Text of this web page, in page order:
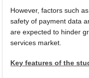
However, factors such
safety of payment data
are expected to hinder
services market.
Key features of the